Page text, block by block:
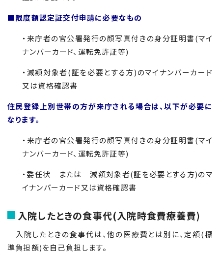
■限度額認定証交付申請に必要なもの
・来庁者の官公署発行の顔写真付きの身分証明書(マイ
ナンバーカード、運転免許証等)
・減額対象者(証を必要とする方)のマイナンバーカード
又は資格確認書
住民登録上別世帯の方が来庁される場合は、以下が必要に
なります。
・来庁者の官公署発行の顔写真付きの身分証明書(マイ
ナンバーカード、運転免許証等)
・委任状 または 減額対象者(証を必要とする方)のマ
イナンバーカード又は資格確認書
入院したときの食事代(入院時食費療養費)
入院したときの食事代は、他の医療費とは別に、定額(標
準負担額)を自己負担します。